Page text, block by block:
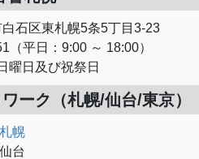
石区東札幌5条5丁目3-23
（平日：9:00 ～ 18:00）
曜日及び祝祭日
ーク（札幌/仙台/東京）
幌
台